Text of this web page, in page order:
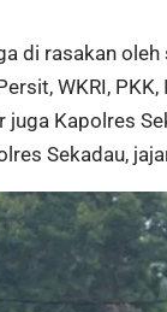
di rasakan
WKRI, PKK,
juga Kapolres
Sekadau,